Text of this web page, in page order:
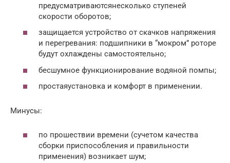
предусматриваютсянесколько ступеней
скорости оборотов;
защищается устройство от скачков напряжения
и перегревания: подшипники в “мокром” роторе
будут охлаждены самостоятельно;
бесшумное функционирование водяной помпы;
простаяустановка и комфорт в применении.
Минусы:
по прошествии времени (сучетом качества
сборки приспособления и правильности
применения) возникает шум;